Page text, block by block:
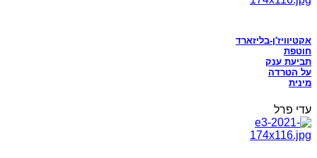
אקטיוויז'ן-בליזארד
חוטפת
תביעת ענק
על הטרדה
מינית
עדי פרל